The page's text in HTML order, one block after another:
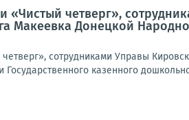
«Чистый четверг»,
Макеевка Донецкой
сотрудниками Управы
казенного